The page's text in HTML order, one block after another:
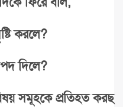
করলে?
দিলে?
সমূহকে প্রতিহত করছ